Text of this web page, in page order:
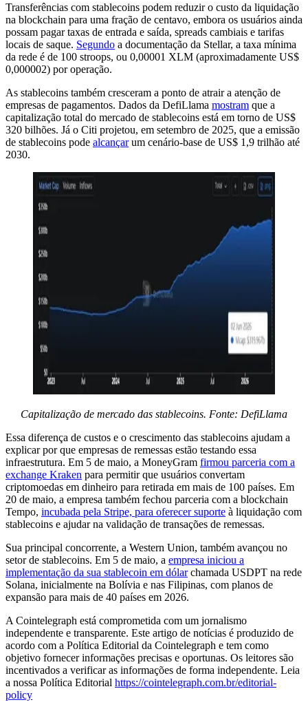
Transferências com stablecoins podem reduzir o custo da liquidação
na blockchain para uma fração de centavo, embora os usuários ainda
possam pagar taxas de entrada e saída, spreads cambiais e tarifas
locais de saque. Segundo a documentação da Stellar, a taxa mínima
da rede é de 100 stroops, ou 0,00001 XLM (aproximadamente US$
0,000002) por operação.
As stablecoins também cresceram a ponto de atrair a atenção de
empresas de pagamentos. Dados da DefiLlama mostram que a
capitalização total do mercado de stablecoins está em torno de US$
320 bilhões. Já o Citi projetou, em setembro de 2025, que a emissão
de stablecoins pode alcançarum cenário-base de US$ 1,9 trilhão até
2030.
Capitalização de mercado das stablecoins. Fonte: DefiLlama
Essa diferença de custos e o crescimento das stablecoins ajudam a
explicar por que empresas de remessas estão testando essa
infraestrutura. Em 5 de maio, a MoneyGram firmou parceria com a
exchange Kraken para permitir que usuários convertam
criptomoedas em dinheiro para retirada em mais de 100 países. Em
20 de maio, a empresa também fechou parceria com a blockchain
Tempo, incubada pela Stripe, para oferecer suporte à liquidação com
stablecoins e ajudar na validação de transações de remessas.
Sua principal concorrente, a Western Union, também avançou no
setor de stablecoins. Em 5 de maio, a empresa iniciou a
implementação da sua stablecoin em dólarchamada USDPT na rede
Solana, inicialmente na Bolívia e nas Filipinas, com planos de
expansão para mais de 40 países em 2026.
A Cointelegraph está comprometida com um jornalismo
independente e transparente. Este artigo de notícias é produzido de
acordo com a Política Editorial da Cointelegraph e tem como
objetivo fornecer informações precisas e oportunas. Os leitores são
incentivados a verificar as informações de forma independente. Leia
a nossa Política Editorial https://cointelegraph.com.br/editorial-
policy